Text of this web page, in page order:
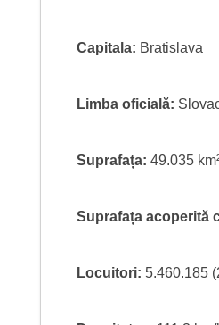
Capitala: Bratislava
Limba oficială:
Suprafața: 49.035
Suprafața acoperită
Locuitori: 5.460.185